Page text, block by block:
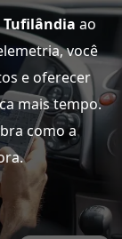
Tufilândia ao
você
e oferecer
mais tempo.
como a